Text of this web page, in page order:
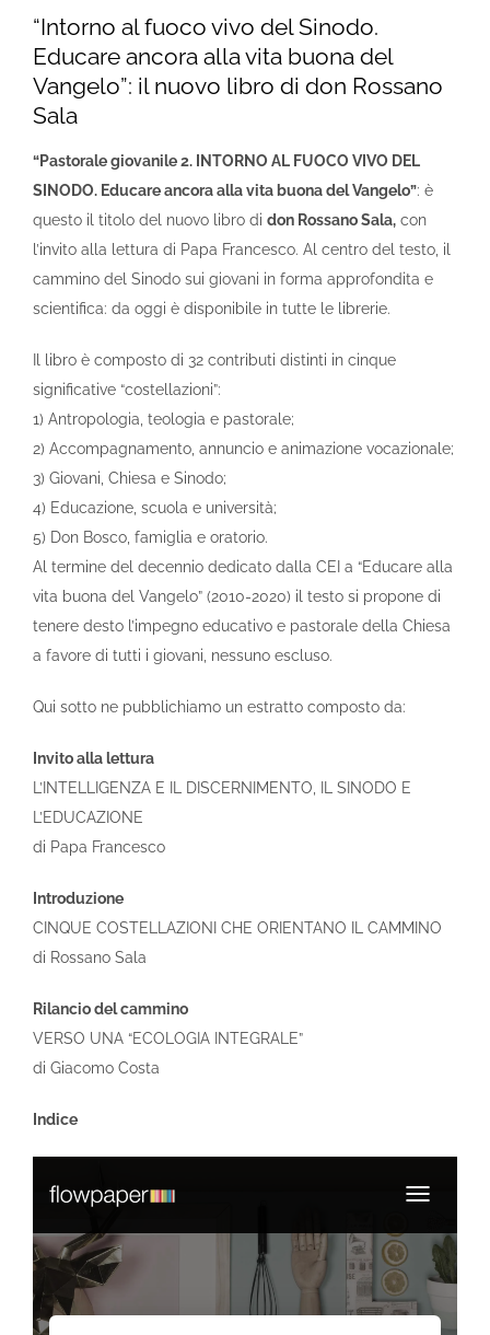
“Intorno al fuoco vivo del Sinodo.
Educare ancora alla vita buona del
Vangelo”: il nuovo libro di don Rossano
Sala
“Pastorale giovanile 2. INTORNO AL FUOCO VIVO DEL
SINODO. Educare ancora alla vita buona del Vangelo”: è
questo il titolo del nuovo libro di don Rossano Sala, con
l’invito alla lettura di Papa Francesco. Al centro del testo, il
cammino del Sinodo sui giovani in forma approfondita e
scientifica: da oggi è disponibile in tutte le librerie.
Il libro è composto di 32 contributi distinti in cinque
significative “costellazioni”:
1) Antropologia, teologia e pastorale;
2) Accompagnamento, annuncio e animazione vocazionale;
3) Giovani, Chiesa e Sinodo;
4) Educazione, scuola e università;
5) Don Bosco, famiglia e oratorio.
Al termine del decennio dedicato dalla CEI a “Educare alla
vita buona del Vangelo” (2010-2020) il testo si propone di
tenere desto l’impegno educativo e pastorale della Chiesa
a favore di tutti i giovani, nessuno escluso.
Qui sotto ne pubblichiamo un estratto composto da:
Invito alla lettura
L’INTELLIGENZA E IL DISCERNIMENTO, IL SINODO E
L’EDUCAZIONE
di Papa Francesco
Introduzione
CINQUE COSTELLAZIONI CHE ORIENTANO IL CAMMINO
di Rossano Sala
Rilancio del cammino
VERSO UNA “ECOLOGIA INTEGRALE”
di Giacomo Costa
Indice